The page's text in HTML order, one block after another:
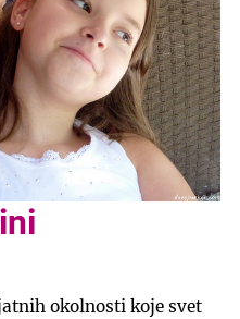
okolnosti koje svet